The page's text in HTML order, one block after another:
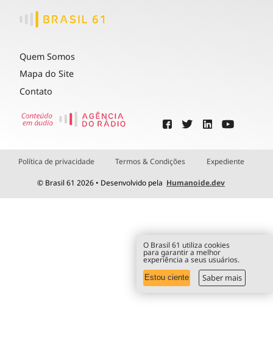
Quem Somos
Mapa do Site
Contato
Política de privacidade Termos & Condições Expediente
© Brasil 61 2026 • Desenvolvido pela Humanoide.dev
O Brasil 61 utiliza cookies
para garantir a melhor
experiência a seus usuários.
Estou ciente Saber mais